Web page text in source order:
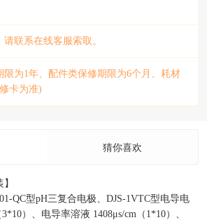
联系在线客服索取。
限为1年、配件类保修期限为6个月、耗材
卡为准)
猜你喜欢
QC型pH三复合电极、DJS-1VTC型电导电
）、电导率溶液 1408μs/cm（1*10）、